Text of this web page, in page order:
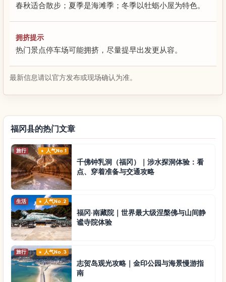
春秋适合散步；夏季是海滩季；冬季以牡蛎小屋为特色。
拥挤提示
热门景点停车场可能拥挤，尽量提早出发更从容。
最新信息请以官方发布或现场确认为准。
福冈县的热门文章
旅行 人气No.1
千佛钟乳洞（福冈）｜涉水探洞体验：看
点、穿着准备与交通攻略
生活 人气No.2
福冈·南藏院｜世界最大级涅槃佛与山间静
谧寺院体验
旅行 人气No.3
志贺岛观光攻略｜金印公园与海景慢游指
南